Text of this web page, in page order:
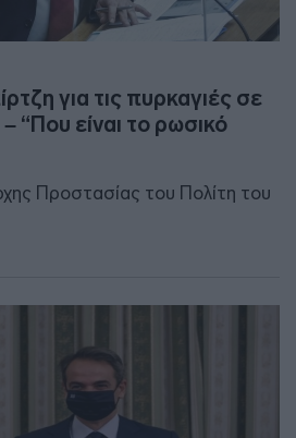
για τις πυρκαγιές σε
– “Που είναι το ρωσικό
Προστασίας του Πολίτη του